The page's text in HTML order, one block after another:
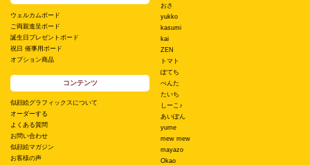
ウェルカムボード
ご両親進呈ボード
誕生日プレゼントボード
祝日 催事用ボード
オプション商品
コンテンツ
似顔絵グラフィックスについて
オーダーする
よくある質問
お問い合わせ
似顔絵マガジン
お客様の声
おさ
yukko
kasumi
kai
ZEN
トマト
ぽてち
ぺんた
たいち
しーこ♪
あいぽん
yume
mew mew
mayazo
Okao